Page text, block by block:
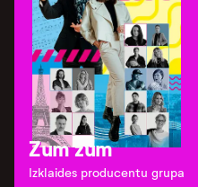
Zum zum
Izklaides producentu grupa